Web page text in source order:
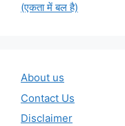
(एकता में बल है)
About us
Contact Us
Disclaimer